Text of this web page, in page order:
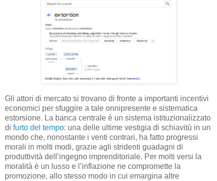
Gli attori di mercato si trovano di fronte a importanti incentivi
economici per sfuggire a tale onnipresente e sistematica
estorsione. La banca centrale è un sistema istituzionalizzato
di furto del tempo: una delle ultime vestigia di schiavitù in un
mondo che, nonostante i venti contrari, ha fatto progressi
morali in molti modi, grazie agli stridenti guadagni di
produttività dell’ingegno imprenditoriale. Per molti versi la
moralità è un lusso e l’inflazione ne compromette la
promozione, allo stesso modo in cui emargina altre